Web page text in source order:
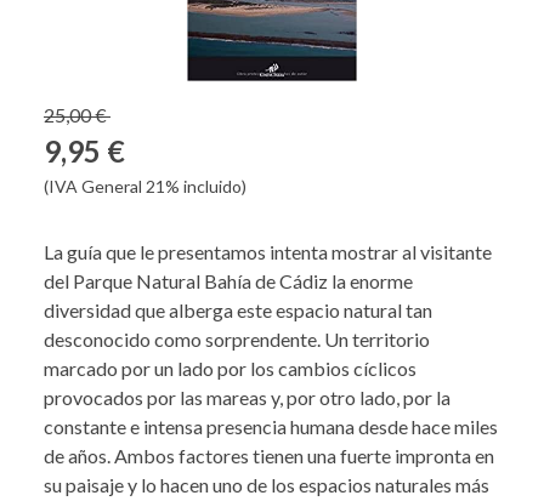
25,00 €
9,95 €
(IVA General 21% incluido)
La guía que le presentamos intenta mostrar al visitante
del Parque Natural Bahía de Cádiz la enorme
diversidad que alberga este espacio natural tan
desconocido como sorprendente. Un territorio
marcado por un lado por los cambios cíclicos
provocados por las mareas y, por otro lado, por la
constante e intensa presencia humana desde hace miles
de años. Ambos factores tienen una fuerte impronta en
su paisaje y lo hacen uno de los espacios naturales más